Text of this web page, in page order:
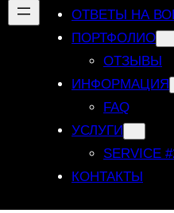
ОТВЕТЫ НА
ПОРТФОЛИО
ОТЗЫВЫ
ИНФОРМАЦИЯ
FAQ
УСЛУГИ
SERVICE
КОНТАКТЫ